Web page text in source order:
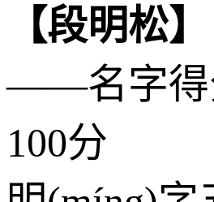
【段明松】
——名字得
100分